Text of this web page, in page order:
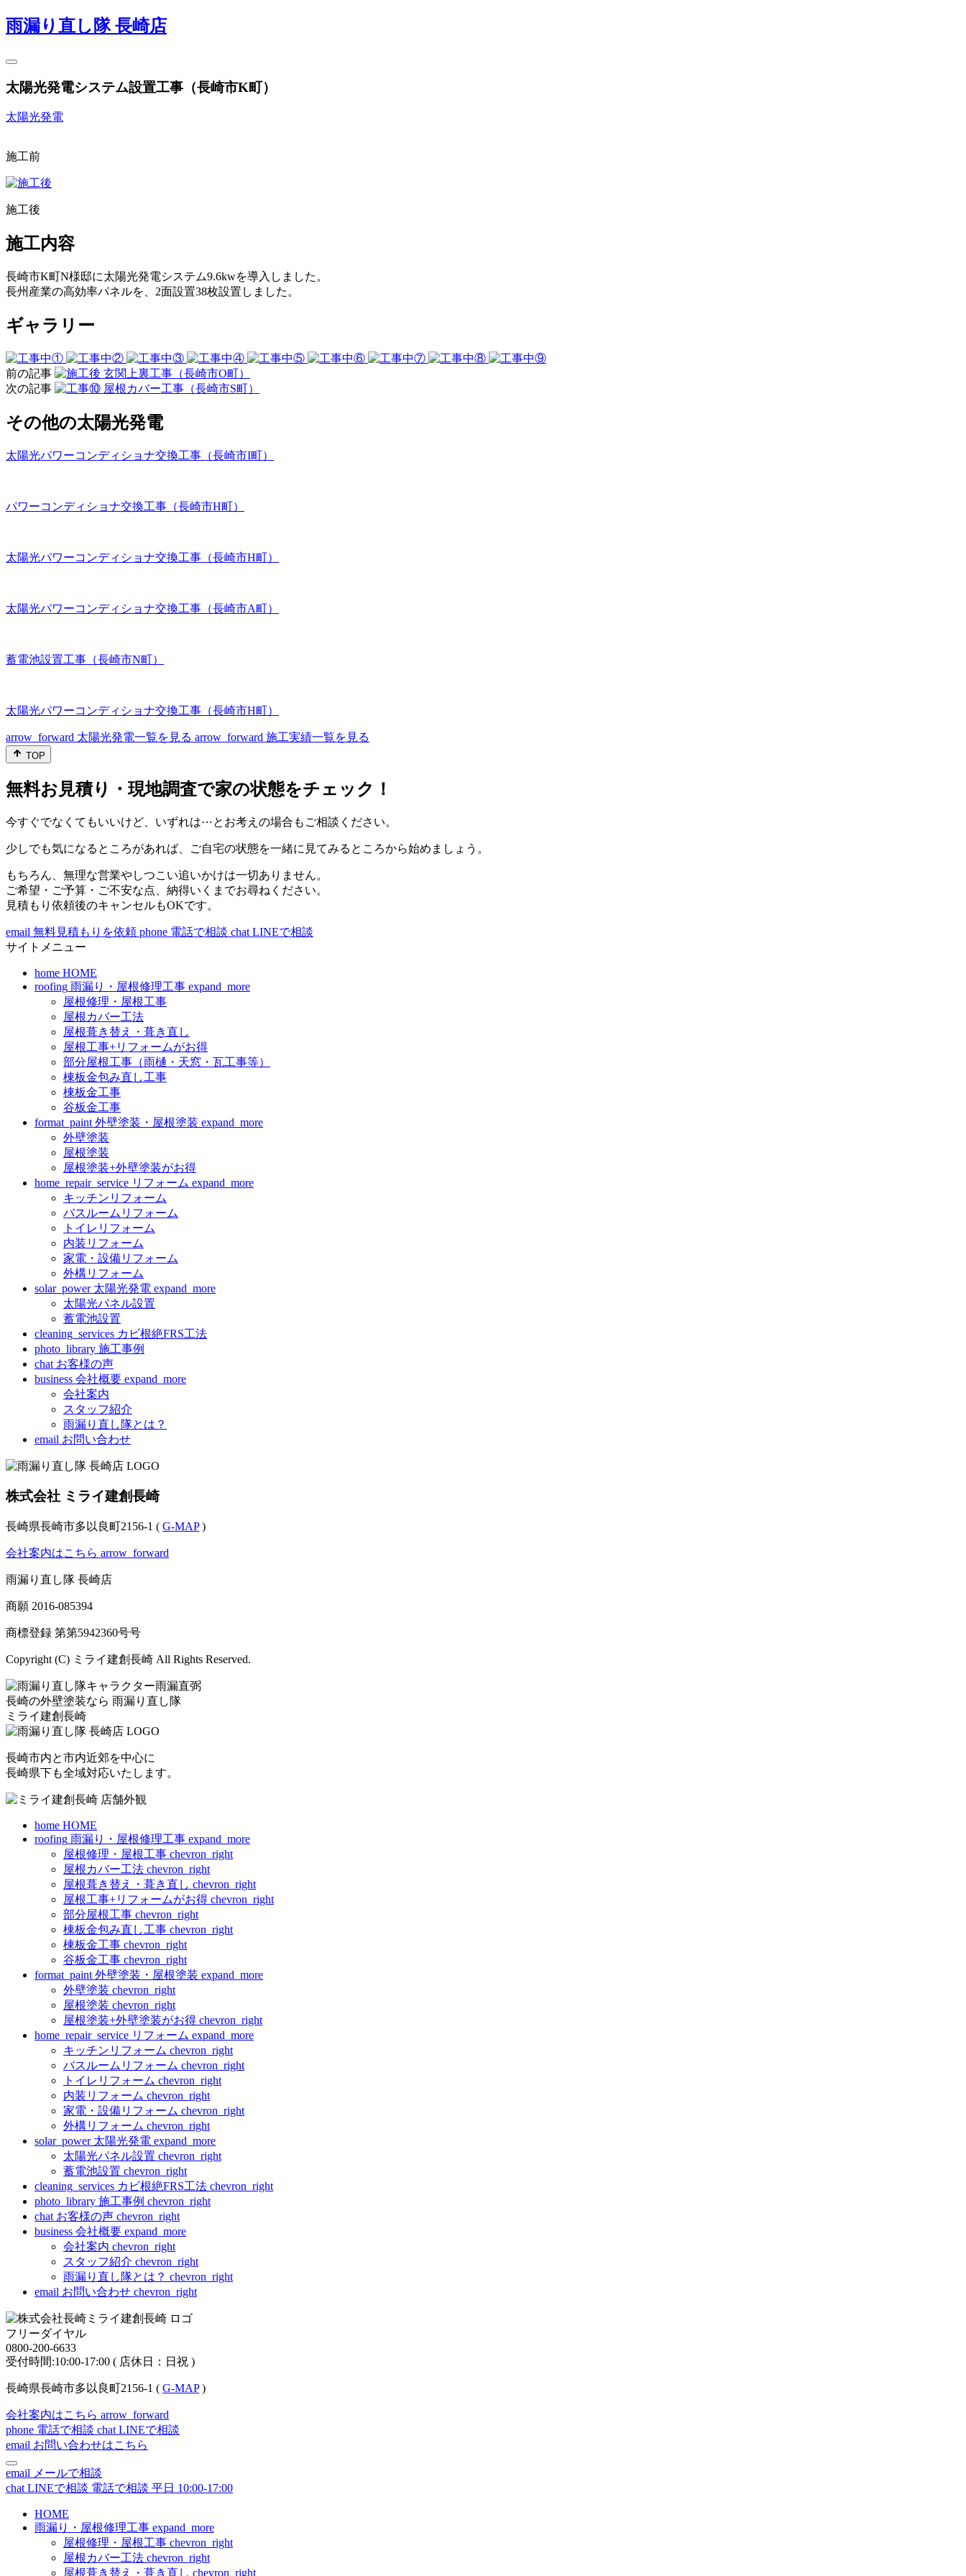
雨漏り直し隊 長崎店
太陽光発電システム設置工事（長崎市K町）
太陽光発電
施工前
施工後
施工内容
長崎市K町N様邸に太陽光発電システム9.6kwを導入しました。
長州産業の高効率パネルを、2面設置38枚設置しました。
ギャラリー
前の記事
玄関上裏工事（長崎市O町）
次の記事
屋根カバー工事（長崎市S町）
その他の太陽光発電
太陽光パワーコンディショナ交換工事（長崎市I町）
パワーコンディショナ交換工事（長崎市H町）
太陽光パワーコンディショナ交換工事（長崎市H町）
太陽光パワーコンディショナ交換工事（長崎市A町）
蓄電池設置工事（長崎市N町）
太陽光パワーコンディショナ交換工事（長崎市H町）
arrow_forward 太陽光発電一覧を見る arrow_forward 施工実績一覧を見る
TOP
無料お見積り・現地調査で家の状態をチェック！
今すぐでなくてもいいけど、いずれは⋯とお考えの場合もご相談ください。
少しでも気になるところがあれば、ご自宅の状態を一緒に見てみるところから始めましょう。
もちろん、無理な営業やしつこい追いかけは一切ありません。
ご希望・ご予算・ご不安な点、納得いくまでお尋ねください。
見積もり依頼後のキャンセルもOKです。
email 無料見積もりを依頼 phone 電話で相談 chat LINEで相談
サイトメニュー
home HOME
roofing 雨漏り・屋根修理工事 expand_more
屋根修理・屋根工事
屋根カバー工法
屋根葺き替え・葺き直し
屋根工事+リフォームがお得
部分屋根工事（雨樋・天窓・瓦工事等）
棟板金包み直し工事
棟板金工事
谷板金工事
format_paint 外壁塗装・屋根塗装 expand_more
外壁塗装
屋根塗装
屋根塗装+外壁塗装がお得
home_repair_service リフォーム expand_more
キッチンリフォーム
バスルームリフォーム
トイレリフォーム
内装リフォーム
家電・設備リフォーム
外構リフォーム
solar_power 太陽光発電 expand_more
太陽光パネル設置
蓄電池設置
cleaning_services カビ根絶FRS工法
photo_library 施工事例
chat お客様の声
business 会社概要 expand_more
会社案内
スタッフ紹介
雨漏り直し隊とは？
email お問い合わせ
株式会社 ミライ建創長崎
長崎県長崎市多以良町2156-1 ( G-MAP)
会社案内はこちら arrow_forward
雨漏り直し隊 長崎店
商願 2016-085394
商標登録 第第5942360号号
Copyright (C) ミライ建創長崎 All Rights Reserved.
長崎の外壁塗装なら 雨漏り直し隊
ミライ建創長崎
長崎市内と市内近郊を中心に
長崎県下も全域対応いたします。
home HOME
roofing 雨漏り・屋根修理工事 expand_more
屋根修理・屋根工事 chevron_right
屋根カバー工法 chevron_right
屋根葺き替え・葺き直し chevron_right
屋根工事+リフォームがお得 chevron_right
部分屋根工事 chevron_right
棟板金包み直し工事 chevron_right
棟板金工事 chevron_right
谷板金工事 chevron_right
format_paint 外壁塗装・屋根塗装 expand_more
外壁塗装 chevron_right
屋根塗装 chevron_right
屋根塗装+外壁塗装がお得 chevron_right
home_repair_service リフォーム expand_more
キッチンリフォーム chevron_right
バスルームリフォーム chevron_right
トイレリフォーム chevron_right
内装リフォーム chevron_right
家電・設備リフォーム chevron_right
外構リフォーム chevron_right
solar_power 太陽光発電 expand_more
太陽光パネル設置 chevron_right
蓄電池設置 chevron_right
cleaning_services カビ根絶FRS工法 chevron_right
photo_library 施工事例 chevron_right
chat お客様の声 chevron_right
business 会社概要 expand_more
会社案内 chevron_right
スタッフ紹介 chevron_right
雨漏り直し隊とは？ chevron_right
email お問い合わせ chevron_right
フリーダイヤル
0800-200-6633
受付時間:10:00-17:00 ( 店休日：日祝 )
長崎県長崎市多以良町2156-1 ( G-MAP)
会社案内はこちら arrow_forward
phone 電話で相談 chat LINEで相談
email お問い合わせはこちら
email メールで相談
chat LINEで相談 電話で相談 平日 10:00-17:00
HOME
雨漏り・屋根修理工事 expand_more
屋根修理・屋根工事 chevron_right
屋根カバー工法 chevron_right
屋根葺き替え・葺き直し chevron_right